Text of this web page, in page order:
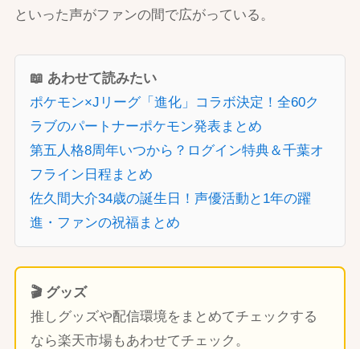
といった声がファンの間で広がっている。
📖 あわせて読みたい
ポケモン×Jリーグ「進化」コラボ決定！全60ク
ラブのパートナーポケモン発表まとめ
第五人格8周年いつから？ログイン特典＆千葉オ
フライン日程まとめ
佐久間大介34歳の誕生日！声優活動と1年の躍
進・ファンの祝福まとめ
🎬 グッズ
推しグッズや配信環境をまとめてチェックする
なら楽天市場もあわせてチェック。